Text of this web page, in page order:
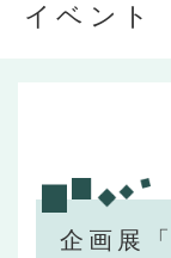
イベント
企画展